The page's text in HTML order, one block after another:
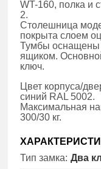
WT-160, полка и
2.
Столешница
покрыта слоем
Тумбы
ящиком.
ключ.
Цвет корпуса/
синий RAL 5002.
Максимальная
300/30 кг.
Тип замка: Два